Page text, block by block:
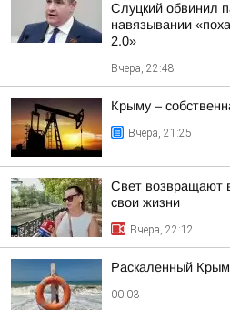
Слуцкий обвинил
навязывании
2.0»
Вчера, 22:48
Крыму –
Вчера, 21:25
Свет возвращают
свои жизни
Вчера, 22:12
Раскаленный
00:03